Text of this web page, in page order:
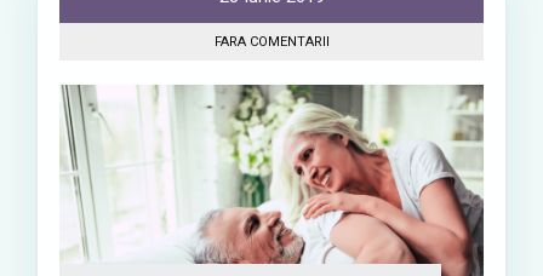
FARA COMENTARII